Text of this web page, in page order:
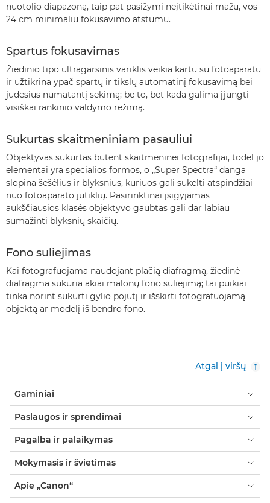
nuotolio diapazoną, taip pat pasižymi neįtikėtinai mažu, vos
24 cm minimaliu fokusavimo atstumu.
Spartus fokusavimas
Žiedinio tipo ultragarsinis variklis veikia kartu su fotoaparatu
ir užtikrina ypač spartų ir tikslų automatinį fokusavimą bei
judesius numatantį sekimą; be to, bet kada galima įjungti
visiškai rankinio valdymo režimą.
Sukurtas skaitmeniniam pasauliui
Objektyvas sukurtas būtent skaitmeninei fotografijai, todėl jo
elementai yra specialios formos, o „Super Spectra“ danga
slopina šešėlius ir blyksnius, kuriuos gali sukelti atspindžiai
nuo fotoaparato jutiklių. Pasirinktinai įsigyjamas
aukščiausios klasės objektyvo gaubtas gali dar labiau
sumažinti blyksnių skaičių.
Fono suliejimas
Kai fotografuojama naudojant plačią diafragmą, žiedinė
diafragma sukuria akiai malonų fono suliejimą; tai puikiai
tinka norint sukurti gylio pojūtį ir išskirti fotografuojamą
objektą ar modelį iš bendro fono.
Atgal į viršų
Gaminiai
Paslaugos ir sprendimai
Pagalba ir palaikymas
Mokymasis ir švietimas
Apie „Canon“